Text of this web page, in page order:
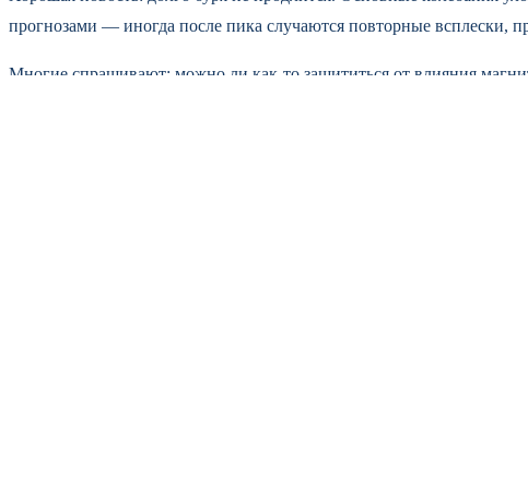
прогнозами — иногда после пика случаются повторные всплески,
Многие спрашивают: можно ли как-то защититься от влияния